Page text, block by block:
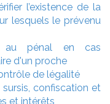
l’existence de la
lesquels le prévenu
au pénal en cas
d'un proche
de légalité
confiscation et
et intérêts